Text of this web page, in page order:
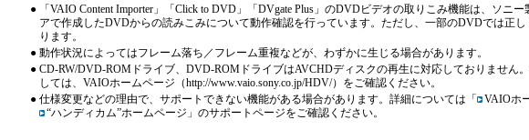
●
「VAIO Content Importer」「Click to DVD」「DVgate Plus」のDVDビデオの取りこみ機能は、ソニ
アで作成したDVDからの読みこみについて動作確認を行っています。ただし、一部のDVDでは正
ります。
● 動作状況によってはフレーム落ち／フレーム重複などが、わずかに生じる場合があります。
● CD-RW/DVD-ROMドライブ、DVD-ROMドライブはAVCHDディスクの再生に対応しておりません
しては、VAIOホームページ（http://www.vaio.sony.co.jp/HDV/）をご確認ください。
● 仕様変更などの理由で、サポートできない機能がある場合があります。詳細については「 VAIOホ
“ハンディカム”ホームページ 」のサポートページをご確認ください。